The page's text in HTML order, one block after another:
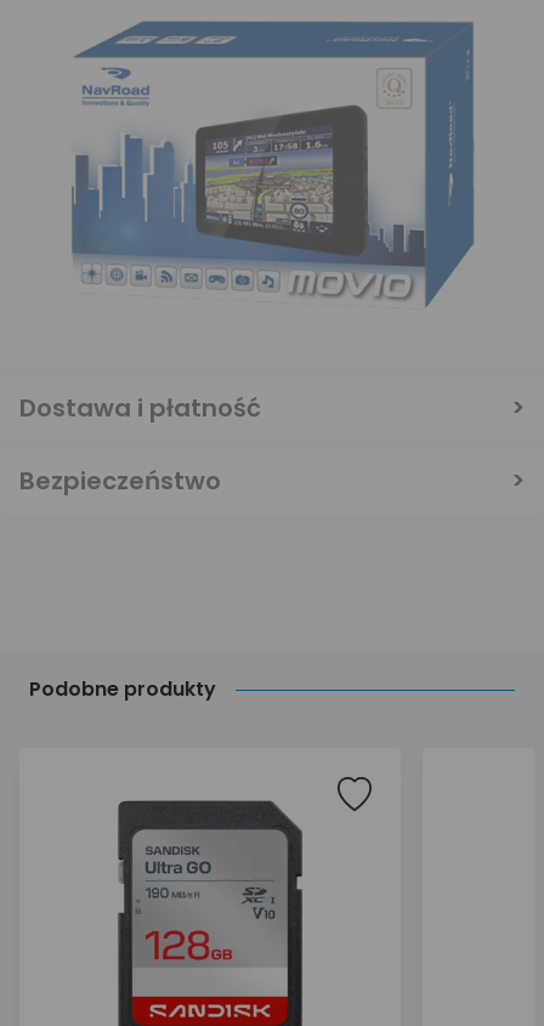
Podobne produkty
Dostawa i płatność
Bezpieczeństwo